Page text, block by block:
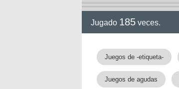
Jugado 185 veces.
Juegos de -etiqueta-
Juegos de agudas